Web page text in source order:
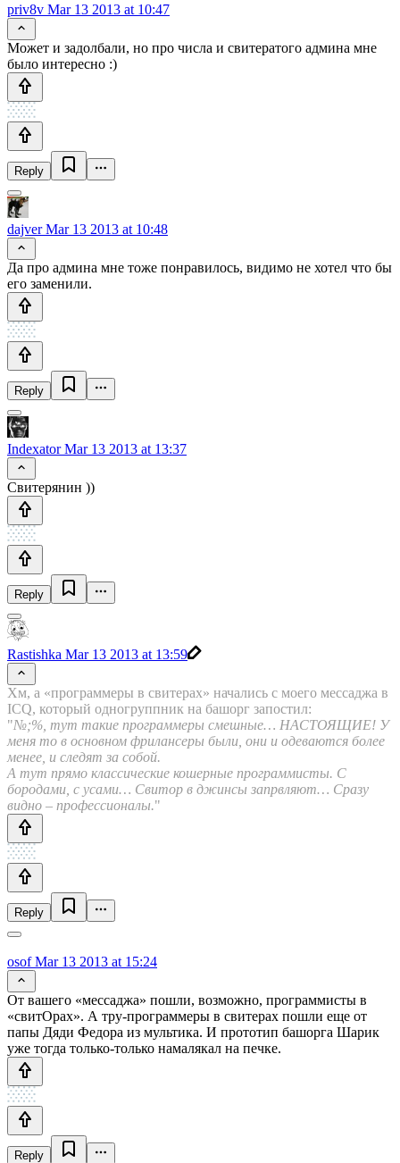
priv8v Mar 13 2013 at 10:47
Может и задолбали, но про числа и свитератого админа мне
было интересно :)
Reply
dajverMar 13 2013 at 10:48
Да про админа мне тоже понравилось, видимо не хотел что бы
его заменили.
Reply
IndexatorMar 13 2013 at 13:37
Свитерянин ))
Reply
Rastishka Mar 13 2013 at 13:59
Хм, а «программеры в свитерах» начались с моего мессаджа в
ICQ, который одногруппник на башорг запостил:
"№;%, тут такие программеры смешные… НАСТОЯЩИЕ! У
меня то в основном фрилансеры были, они и одеваются более
менее, и следят за собой.
А тут прямо классические кошерные программисты. С
бородами, с усами… Свитор в джинсы запрвляют… Сразу
видно – профессионалы."
Reply
osofMar 13 2013 at 15:24
От вашего «мессаджа» пошли, возможно, программисты в
«свитОрах». А тру-программеры в свитерах пошли еще от
папы Дяди Федора из мультика. И прототип башорга Шарик
уже тогда только-только намалякал на печке.
Reply